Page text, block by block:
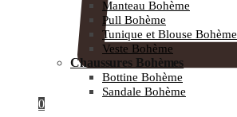
0
Manteau Bohème
Pull Bohème
Tunique et Blouse Bohème
Veste Bohème
Chaussures Bohèmes
Bottine Bohème
Sandale Bohème